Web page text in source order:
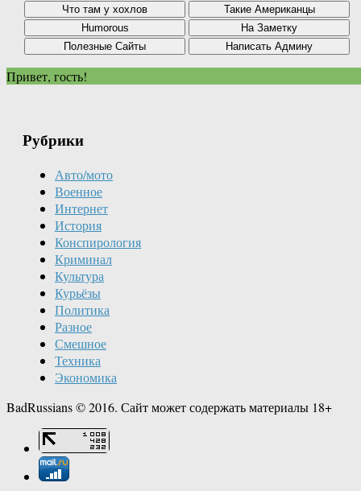
Привет, гость!
Рубрики
Авто/мото
Военное
Интернет
История
Конспирология
Криминал
Культура
Курьёзы
Политика
Разное
Смешное
Техника
Экономика
BadRussians © 2016. Сайт может содержать материалы 18+